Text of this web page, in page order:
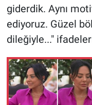
giderdik. Aynı
ediyoruz. Güzel
dileğiyle..."